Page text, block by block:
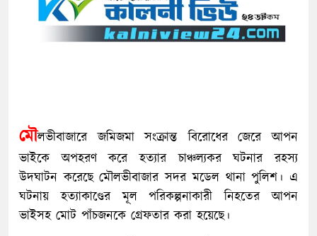
মৌলভীবাজারে জমিজমা সংক্রান্ত বিরোধের জেরে আপন
ভাইকে অপহরণ করে হত্যার চাঞ্চল্যকর ঘটনার রহস্য
উদঘাটন করেছে মৌলভীবাজার সদর মডেল থানা পুলিশ। এ
ঘটনায় হত্যাকাণ্ডের মূল পরিকল্পনাকারী নিহতের আপন
ভাইসহ মোট পাঁচজনকে গ্রেফতার করা হয়েছে।